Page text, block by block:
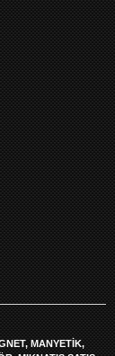
MANYETIK,